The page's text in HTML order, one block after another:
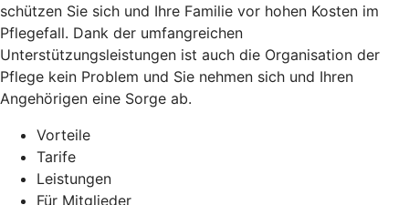
schützen Sie sich und Ihre Familie vor hohen Kosten im
Pflegefall. Dank der umfangreichen
Unterstützungsleistungen ist auch die Organisation der
Pflege kein Problem und Sie nehmen sich und Ihren
Angehörigen eine Sorge ab.
Vorteile
Tarife
Leistungen
Für Mitglieder